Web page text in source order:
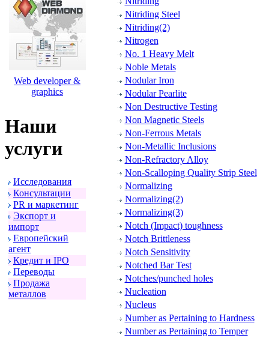
Web developer &
graphics
Наши
услуги
Исследования
Консультации
PR и маpкетинг
Экспоpт и
импоpт
Евpопейский
агент
Кpедит и IPO
Пеpеводы
Пpодажа
металлов
Nitriding Steel
Nitriding(2)
Nitrogen
No. 1 Heavy Melt
Noble Metals
Nodular Iron
Nodular Pearlite
Non Destructive Testing
Non Magnetic Steels
Non-Ferrous Metals
Non-Metallic Inclusions
Non-Refractory Alloy
Non-Scalloping Quality Strip Steel
Normalizing
Normalizing(2)
Normalizing(3)
Notch (Impact) toughness
Notch Brittleness
Notch Sensitivity
Notched Bar Test
Notches/punched holes
Nucleation
Nucleus
Number as Pertaining to Hardness
Number as Pertaining to Temper